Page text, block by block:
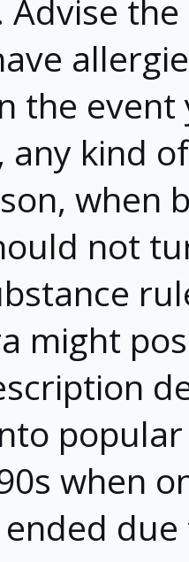
Advise
the event
any kind
when
not
might
when